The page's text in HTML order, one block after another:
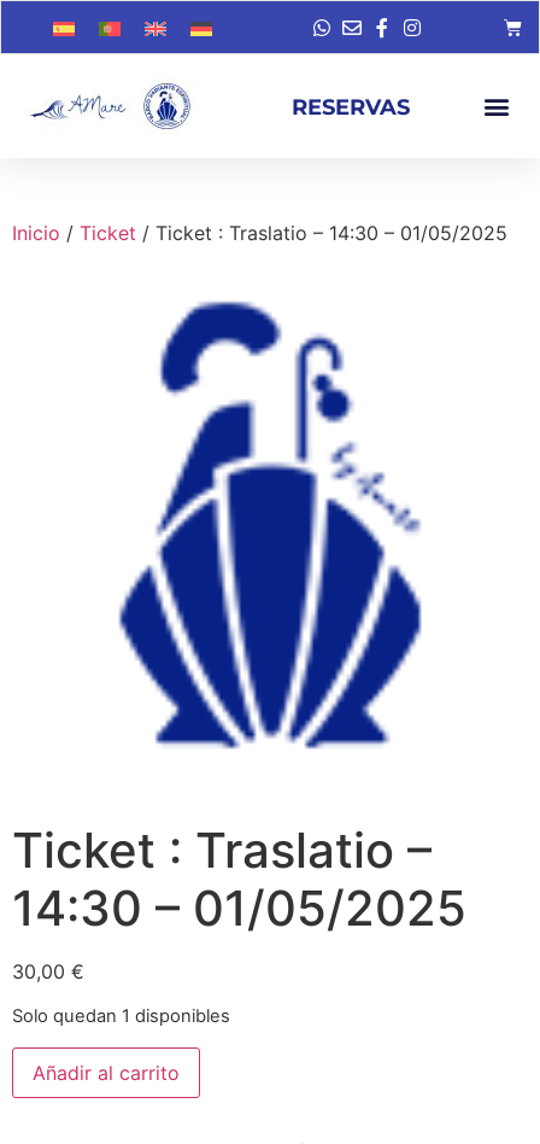
RESERVAS
Inicio / Ticket / Ticket : Traslatio – 14:30 – 01/05/2025
Ticket : Traslatio –
14:30 – 01/05/2025
30,00 €
Solo quedan 1 disponibles
Añadir al carrito